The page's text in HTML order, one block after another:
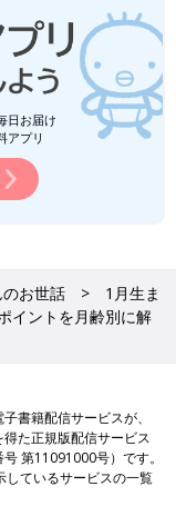
日お届け
アプリ
お世話
1月生ま
イントを月齢別に解
書籍配信サービスが、
た正規版配信サービス
第11091000号）です。
しているサービスの一覧